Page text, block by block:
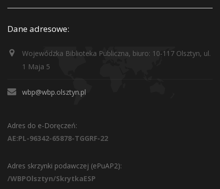
Dane adresowe:
Wojewódzka Biblioteka Publiczna, biuro: 10-117 Olsztyn, ul.
1 Maja 5
wbp@wbp.olsztyn.pl
Adres do e-Doręczeń:
AE:PL-96342-65878-TGGRF-22
Adres skrzynki podawczej (ePuAP2):
/WBPOlsztyn/SkrytkaESP